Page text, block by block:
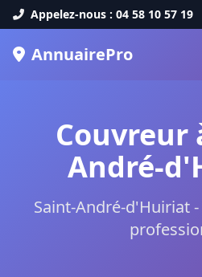
Appelez-nous : 04 58 10 57 19
AnnuairePro
Couvreur
André-
Saint-André-d'Huiriat